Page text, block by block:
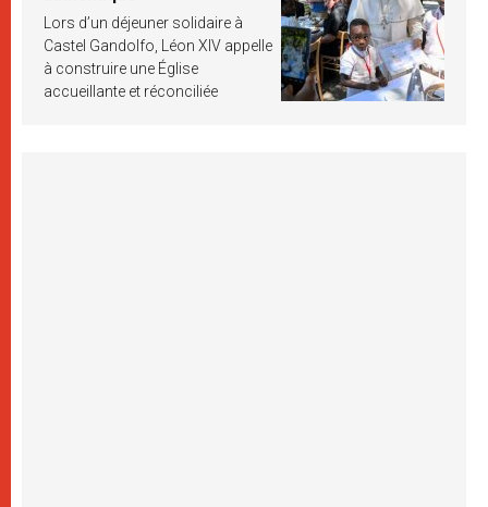
Lors d’un déjeuner solidaire à
Castel Gandolfo, Léon XIV appelle
à construire une Église
accueillante et réconciliée